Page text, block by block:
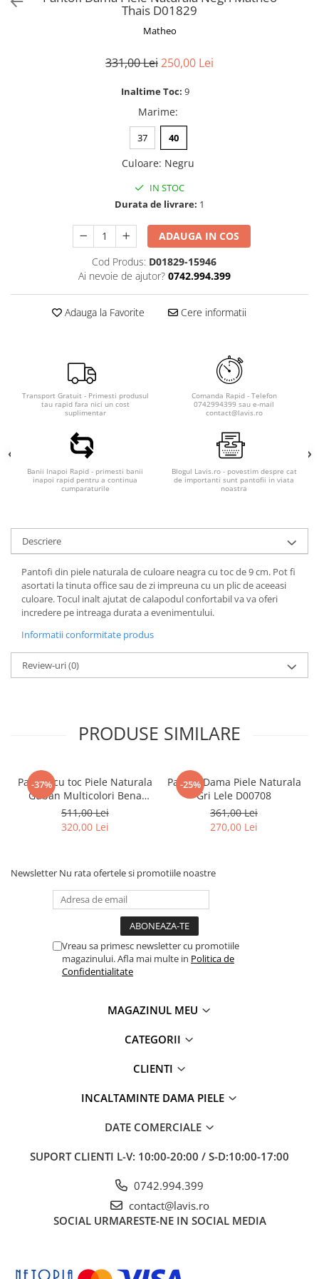
Thais D01829
Matheo
331,00 Lei250,00 Lei
Inaltime Toc: 9
Marime:
37 40
Culoare: Negru
IN STOC
Durata de livrare: 1
ADAUGA IN COS
Cod Produs: D01829-15946
Ai nevoie de ajutor? 0742.994.399
Adauga la Favorite Cere informatii
Transport Gratuit - Primesti produsul
tau rapid fara nici un cost
suplimentar
Comanda Rapid - Telefon
0742994399 sau e-mail
contact@lavis.ro
Banii Inapoi Rapid - primesti banii
inapoi rapid pentru a continua
cumparaturile
Blogul Lavis.ro - povestim despre cat
de importanti sunt pantofii in viata
noastra
Descriere
Pantofi din piele naturala de culoare neagra cu toc de 9 cm. Pot fi
asortati la tinuta office sau de zi impreuna cu un plic de aceeasi
culoare. Tocul inalt ajutat de calapodul confortabil va va oferi
incredere pe intreaga durata a evenimentului.
Informatii conformitate produs
Review-uri(0)
PRODUSE SIMILARE
-37%
Pantofi cu toc Piele Naturala
Guban Multicolori Bena
D00646
511,00 Lei
320,00 Lei
-25%
Pantofi Dama Piele Naturala
Gri Lele D00708
361,00 Lei
270,00 Lei
Newsletter Nu rata ofertele si promotiile noastre
Vreau sa primesc newsletter cu promotiile
magazinului. Afla mai multe in Politica de
Confidentialitate
MAGAZINUL MEU
CATEGORII
CLIENTI
INCALTAMINTE DAMA PIELE
DATE COMERCIALE
SUPORT CLIENTI L-V: 10:00-20:00 / S-D:10:00-17:00
0742.994.399
contact@lavis.ro
SOCIAL URMARESTE-NE IN SOCIAL MEDIA